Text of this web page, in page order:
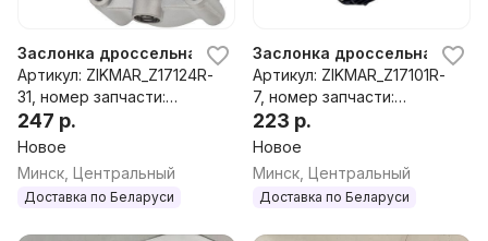
Заслонка дроссельная Skoda Superb 1 поколение
Артикул: ZIKMAR_Z17124R-
31, номер запчасти:
03C133062C,03C133062S,
03C133062T,Z17124R
247 р.
Новое
Минск, Центральный
Доставка по Беларуси
Заслонка дроссельная
Артикул: ZIKMAR_Z17101R-
7, номер запчасти:
06B133062M,Z17101R
223 р.
Новое
Минск, Центральный
Доставка по Беларуси